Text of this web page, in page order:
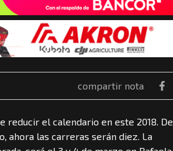
compartir nota
reducir el calendario en este 2018. De
ahora las carreras serán diez. La